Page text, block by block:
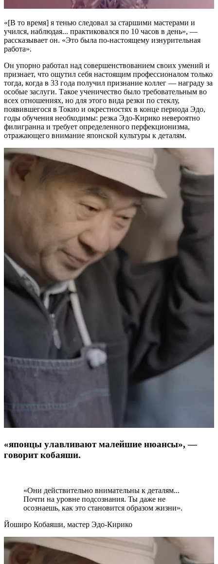
«[В то время] я тенью следовал за старшими мастерами и
учился, наблюдая... практиковался по 10 часов в день», —
рассказывает он. «Это была по-настоящему изнурительная
работа».
Он упорно работал над совершенствованием своих умений и
признает, что ощутил себя настоящим профессионалом только
тогда, когда в 33 года получил признание коллег — награду за
особые заслуги. Такое ученичество было требовательным во
всех отношениях, но для этого вида резки по стеклу,
появившегося в Токио и окрестностях в конце периода Эдо,
годы обучения необходимы: резка Эдо-Кирико невероятно
филигранна и требует определенного перфекционизма,
отражающего внимание японской культуры к деталям.
«японцы улавливают малейшие нюансы», —
говорит кобаяши.
«Они действительно внимательны к деталям...
Почти на уровне подсознания. Ты даже не
осознаешь, как это становится образом жизни».
Йоширо Кобаяши, мастер Эдо-Кирико